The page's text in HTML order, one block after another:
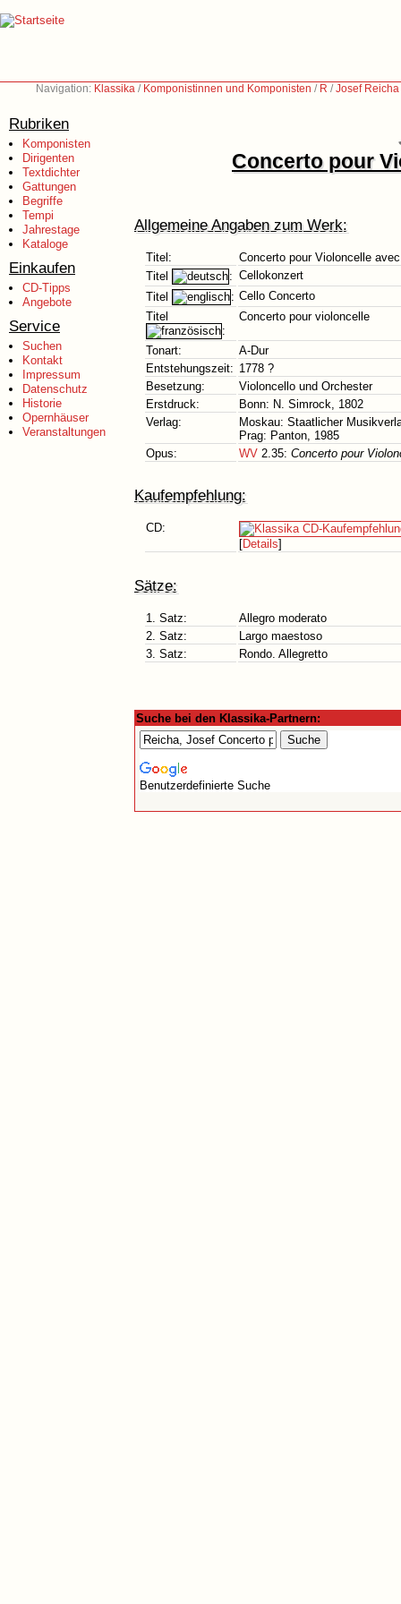
Navigation: Klassika / Komponistinnen und Komponisten / R /Josef
Rubriken
Komponisten
Dirigenten
Textdichter
Gattungen
Begriffe
Tempi
Jahrestage
Kataloge
Einkaufen
CD-Tipps
Angebote
Service
Suchen
Kontakt
Impressum
Datenschutz
Historie
Opernhäuser
Veranstaltungen
Concerto pour
Allgemeine Angaben zum Werk:
Titel:
Concerto pour Violoncelle
Titel
: Cellokonzert
Titel
: Cello Concerto
Titel
:
Concerto pour violoncelle
Tonart:
A-Dur
Entstehungszeit: 1778 ?
Besetzung:
Violoncello und Orchester
Erstdruck:
Bonn: N. Simrock, 1802
Verlag:
Moskau: Staatlicher
Prag: Panton, 1985
Opus:
WV 2.35: Concerto pour
Kaufempfehlung:
CD:
[Details]
Sätze:
1. Satz:
Allegro moderato
2. Satz:
Largo maestoso
3. Satz:
Rondo. Allegretto
Suche bei den Klassika-Partnern:
Benutzerdefinierte Suche